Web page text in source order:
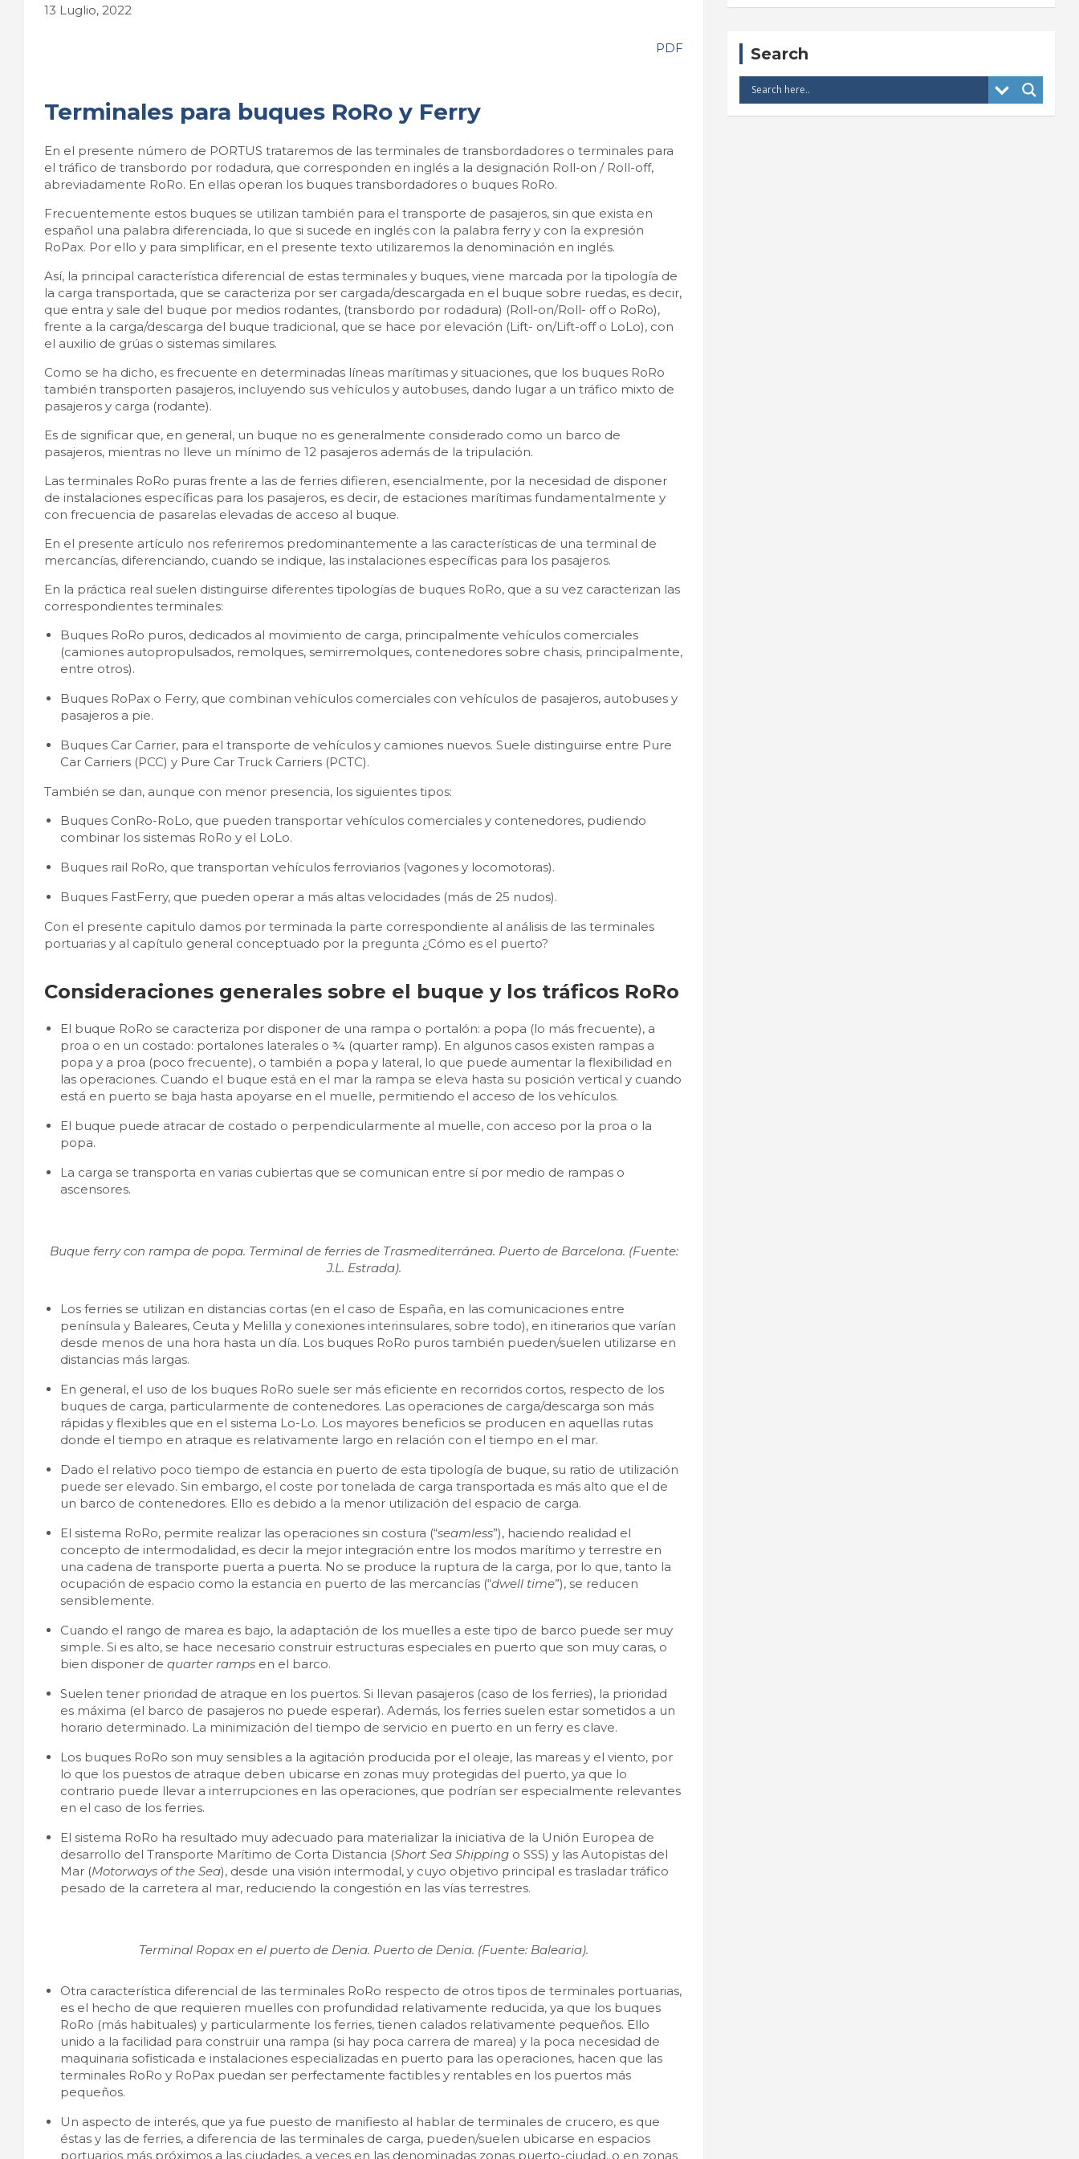
13 Luglio, 2022
PDF
Terminales para buques RoRo y Ferry
En el presente número de PORTUS trataremos de las terminales de transbordadores o terminales para
el tráfico de transbordo por rodadura, que corresponden en inglés a la designación Roll-on / Roll-off,
abreviadamente RoRo. En ellas operan los buques transbordadores o buques RoRo.
Frecuentemente estos buques se utilizan también para el transporte de pasajeros, sin que exista en
español una palabra diferenciada, lo que si sucede en inglés con la palabra ferry y con la expresión
RoPax. Por ello y para simplificar, en el presente texto utilizaremos la denominación en inglés.
Así, la principal característica diferencial de estas terminales y buques, viene marcada por la tipología de
la carga transportada, que se caracteriza por ser cargada/descargada en el buque sobre ruedas, es decir,
que entra y sale del buque por medios rodantes, (transbordo por rodadura) (Roll-on/Roll- off o RoRo),
frente a la carga/descarga del buque tradicional, que se hace por elevación (Lift- on/Lift-off o LoLo), con
el auxilio de grúas o sistemas similares.
Como se ha dicho, es frecuente en determinadas líneas marítimas y situaciones, que los buques RoRo
también transporten pasajeros, incluyendo sus vehículos y autobuses, dando lugar a un tráfico mixto de
pasajeros y carga (rodante).
Es de significar que, en general, un buque no es generalmente considerado como un barco de
pasajeros, mientras no lleve un mínimo de 12 pasajeros además de la tripulación.
Las terminales RoRo puras frente a las de ferries difieren, esencialmente, por la necesidad de disponer
de instalaciones específicas para los pasajeros, es decir, de estaciones marítimas fundamentalmente y
con frecuencia de pasarelas elevadas de acceso al buque.
En el presente artículo nos referiremos predominantemente a las características de una terminal de
mercancías, diferenciando, cuando se indique, las instalaciones específicas para los pasajeros.
En la práctica real suelen distinguirse diferentes tipologías de buques RoRo, que a su vez caracterizan las
correspondientes terminales:
Buques RoRo puros, dedicados al movimiento de carga, principalmente vehículos comerciales
(camiones autopropulsados, remolques, semirremolques, contenedores sobre chasis, principalmente,
entre otros).
Buques RoPax o Ferry, que combinan vehículos comerciales con vehículos de pasajeros, autobuses y
pasajeros a pie.
Buques Car Carrier, para el transporte de vehículos y camiones nuevos. Suele distinguirse entre Pure
Car Carriers (PCC) y Pure Car Truck Carriers (PCTC).
También se dan, aunque con menor presencia, los siguientes tipos:
Buques ConRo-RoLo, que pueden transportar vehículos comerciales y contenedores, pudiendo
combinar los sistemas RoRo y el LoLo.
Buques rail RoRo, que transportan vehículos ferroviarios (vagones y locomotoras).
Buques FastFerry, que pueden operar a más altas velocidades (más de 25 nudos).
Con el presente capitulo damos por terminada la parte correspondiente al análisis de las terminales
portuarias y al capítulo general conceptuado por la pregunta ¿Cómo es el puerto?
Consideraciones generales sobre el buque y los tráficos RoRo
El buque RoRo se caracteriza por disponer de una rampa o portalón: a popa (lo más frecuente), a
proa o en un costado: portalones laterales o ¾ (quarter ramp). En algunos casos existen rampas a
popa y a proa (poco frecuente), o también a popa y lateral, lo que puede aumentar la flexibilidad en
las operaciones. Cuando el buque está en el mar la rampa se eleva hasta su posición vertical y cuando
está en puerto se baja hasta apoyarse en el muelle, permitiendo el acceso de los vehículos.
El buque puede atracar de costado o perpendicularmente al muelle, con acceso por la proa o la
popa.
La carga se transporta en varias cubiertas que se comunican entre sí por medio de rampas o
ascensores.
Buque ferry con rampa de popa. Terminal de ferries de Trasmediterránea. Puerto de Barcelona. (Fuente:
J.L. Estrada).
Los ferries se utilizan en distancias cortas (en el caso de España, en las comunicaciones entre
península y Baleares, Ceuta y Melilla y conexiones interinsulares, sobre todo), en itinerarios que varían
desde menos de una hora hasta un día. Los buques RoRo puros también pueden/suelen utilizarse en
distancias más largas.
En general, el uso de los buques RoRo suele ser más eficiente en recorridos cortos, respecto de los
buques de carga, particularmente de contenedores. Las operaciones de carga/descarga son más
rápidas y flexibles que en el sistema Lo-Lo. Los mayores beneficios se producen en aquellas rutas
donde el tiempo en atraque es relativamente largo en relación con el tiempo en el mar.
Dado el relativo poco tiempo de estancia en puerto de esta tipología de buque, su ratio de utilización
puede ser elevado. Sin embargo, el coste por tonelada de carga transportada es más alto que el de
un barco de contenedores. Ello es debido a la menor utilización del espacio de carga.
El sistema RoRo, permite realizar las operaciones sin costura (“seamless”), haciendo realidad el
concepto de intermodalidad, es decir la mejor integración entre los modos marítimo y terrestre en
una cadena de transporte puerta a puerta. No se produce la ruptura de la carga, por lo que, tanto la
ocupación de espacio como la estancia en puerto de las mercancías (“dwell time”), se reducen
sensiblemente.
Cuando el rango de marea es bajo, la adaptación de los muelles a este tipo de barco puede ser muy
simple. Si es alto, se hace necesario construir estructuras especiales en puerto que son muy caras, o
bien disponer de quarter ramps en el barco.
Suelen tener prioridad de atraque en los puertos. Si llevan pasajeros (caso de los ferries), la prioridad
es máxima (el barco de pasajeros no puede esperar). Además, los ferries suelen estar sometidos a un
horario determinado. La minimización del tiempo de servicio en puerto en un ferry es clave.
Los buques RoRo son muy sensibles a la agitación producida por el oleaje, las mareas y el viento, por
lo que los puestos de atraque deben ubicarse en zonas muy protegidas del puerto, ya que lo
contrario puede llevar a interrupciones en las operaciones, que podrían ser especialmente relevantes
en el caso de los ferries.
El sistema RoRo ha resultado muy adecuado para materializar la iniciativa de la Unión Europea de
desarrollo del Transporte Marítimo de Corta Distancia (Short Sea Shipping o SSS) y las Autopistas del
Mar (Motorways of the Sea), desde una visión intermodal, y cuyo objetivo principal es trasladar tráfico
pesado de la carretera al mar, reduciendo la congestión en las vías terrestres.
Terminal Ropax en el puerto de Denia. Puerto de Denia. (Fuente: Balearia).
Otra característica diferencial de las terminales RoRo respecto de otros tipos de terminales portuarias,
es el hecho de que requieren muelles con profundidad relativamente reducida, ya que los buques
RoRo (más habituales) y particularmente los ferries, tienen calados relativamente pequeños. Ello
unido a la facilidad para construir una rampa (si hay poca carrera de marea) y la poca necesidad de
maquinaria sofisticada e instalaciones especializadas en puerto para las operaciones, hacen que las
terminales RoRo y RoPax puedan ser perfectamente factibles y rentables en los puertos más
pequeños.
Un aspecto de interés, que ya fue puesto de manifiesto al hablar de terminales de crucero, es que
éstas y las de ferries, a diferencia de las terminales de carga, pueden/suelen ubicarse en espacios
portuarios más próximos a las ciudades, a veces en las denominadas zonas puerto-ciudad, o en zonas
Search